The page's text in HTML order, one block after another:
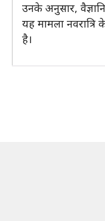
उनके अनुसार,
यह मामला
है।